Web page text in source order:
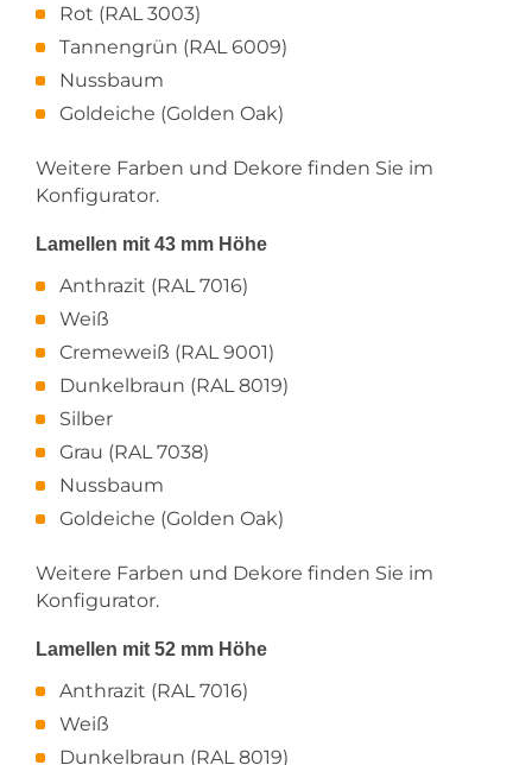
Rot (RAL 3003)
Tannengrün (RAL 6009)
Nussbaum
Goldeiche (Golden Oak)
Weitere Farben und Dekore finden Sie im
Konfigurator.
Lamellen mit 43 mm Höhe
Anthrazit (RAL 7016)
Weiß
Cremeweiß (RAL 9001)
Dunkelbraun (RAL 8019)
Silber
Grau (RAL 7038)
Nussbaum
Goldeiche (Golden Oak)
Weitere Farben und Dekore finden Sie im
Konfigurator.
Lamellen mit 52 mm Höhe
Anthrazit (RAL 7016)
Weiß
Dunkelbraun (RAL 8019)